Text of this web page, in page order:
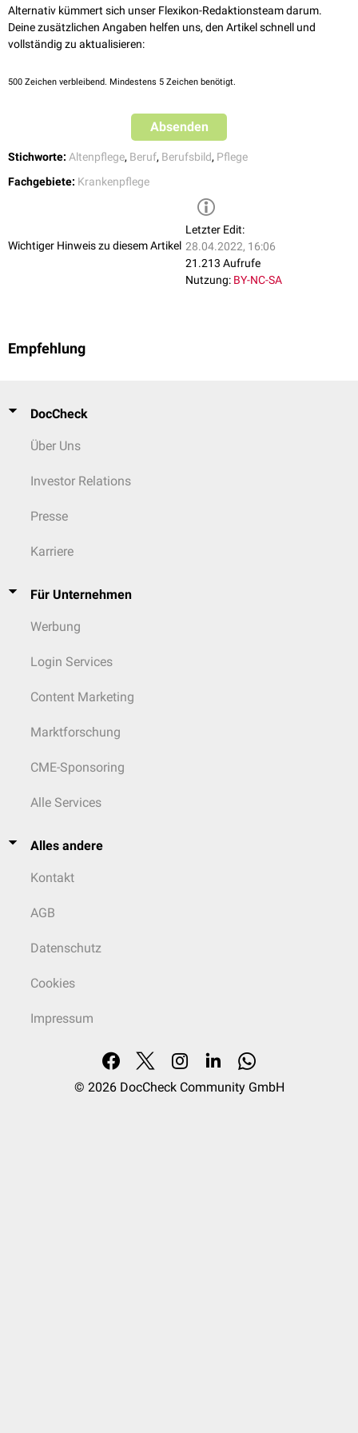
Pflegeheimekönnen für 25 Demenzerkrankte einezusätzliche
Betreuungskraft für Demenzerkranktebeschäftigen.
alternativen (Beschäftigungskompass), Edition Aumann, 2010, ISBN
978-3-942230-00-1, 136 Seiten
Pflegefachkräfte
http://www.pflegeheimportal.de
infos rund um die Altenpflege
Alternativ kümmert sich unser Flexikon-Redaktionsteam darum.
Deine zusätzlichen Angaben helfen uns, den Artikel schnell und
vollständig zu aktualisieren:
500 Zeichen verbleibend. Mindestens 5 Zeichen benötigt.
Absenden
Stichworte: Altenpflege, Beruf, Berufsbild, Pflege
Fachgebiete: Krankenpflege
Wichtiger Hinweis zu diesem Artikel
Letzter Edit:
28.04.2022, 16:06
21.213 Aufrufe
Nutzung: BY-NC-SA
Empfehlung
DocCheck
Über Uns
Investor Relations
Presse
Karriere
Für Unternehmen
Werbung
Login Services
Content Marketing
Marktforschung
CME-Sponsoring
Alle Services
Alles andere
Kontakt
AGB
Datenschutz
Cookies
Impressum
© 2026 DocCheck Community GmbH